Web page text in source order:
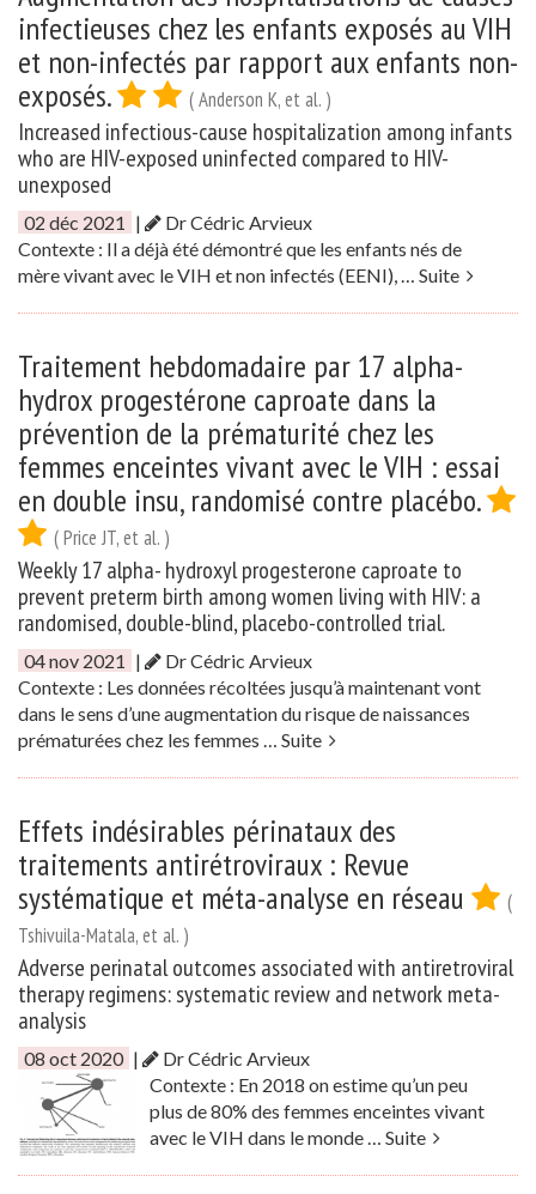
infectieuses chez les enfants exposés au VIH
et non-infectés par rapport aux enfants non-
exposés.
( Anderson K, et al. )
Increased infectious-cause hospitalization among infants
who are HIV-exposed uninfected compared to HIV-
unexposed
02 déc 2021 |
Dr Cédric Arvieux
Contexte : Il a déjà été démontré que les enfants nés de
mère vivant avec le VIH et non infectés (EENI), … Suite
Traitement hebdomadaire par 17 alpha-
hydrox progestérone caproate dans la
prévention de la prématurité chez les
femmes enceintes vivant avec le VIH : essai
en double insu, randomisé contre placébo.
( Price JT, et al. )
Weekly 17 alpha- hydroxyl progesterone caproate to
prevent preterm birth among women living with HIV: a
randomised, double-blind, placebo-controlled trial.
04 nov 2021 |
Dr Cédric Arvieux
Contexte : Les données récoltées jusqu’à maintenant vont
dans le sens d’une augmentation du risque de naissances
prématurées chez les femmes … Suite
Effets indésirables périnataux des
traitements antirétroviraux : Revue
systématique et méta-analyse en réseau
(
Tshivuila-Matala, et al. )
Adverse perinatal outcomes associated with antiretroviral
therapy regimens: systematic review and network meta-
analysis
08 oct 2020 |
Dr Cédric Arvieux
Contexte : En 2018 on estime qu’un peu
plus de 80% des femmes enceintes vivant
avec le VIH dans le monde … Suite